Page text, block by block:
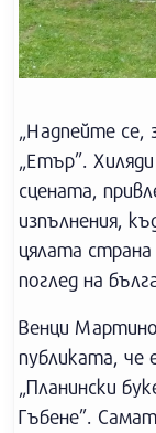
„Надпейте се,
„Етър”.
сцената,
изпълнения,
цялата
поглед на
Венци
публиката, че
„Планински
Гъбене”.